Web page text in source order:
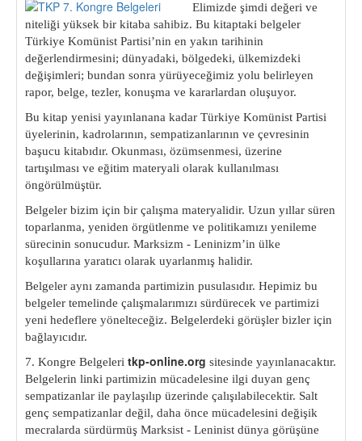
Elimizde şimdi değeri ve
niteliği yüksek bir kitaba sahibiz. Bu kitaptaki belgeler
Türkiye Komünist Partisi’nin en yakın tarihinin
değerlendirmesini; dünyadaki, bölgedeki, ülkemizdeki
değişimleri; bundan sonra yürüyeceğimiz yolu belirleyen
rapor, belge, tezler, konuşma ve kararlardan oluşuyor.
Bu kitap yenisi yayınlanana kadar Türkiye Komünist Partisi
üyelerinin, kadrolarının, sempatizanlarının ve çevresinin
başucu kitabıdır. Okunması, özümsenmesi, üzerine
tartışılması ve eğitim materyali olarak kullanılması
öngörülmüştür.
Belgeler bizim için bir çalışma materyalidir. Uzun yıllar süren
toparlanma, yeniden örgütlenme ve politikamızı yenileme
sürecinin sonucudur. Marksizm - Leninizm’in ülke
koşullarına yaratıcı olarak uyarlanmış halidir.
Belgeler aynı zamanda partimizin pusulasıdır. Hepimiz bu
belgeler temelinde çalışmalarımızı sürdürecek ve partimizi
yeni hedeflere yönelteceğiz. Belgelerdeki görüşler bizler için
bağlayıcıdır.
7. Kongre Belgeleri tkp-online.org sitesinde yayınlanacaktır.
Belgelerin linki partimizin mücadelesine ilgi duyan genç
sempatizanlar ile paylaşılıp üzerinde çalışılabilecektir. Salt
genç sempatizanlar değil, daha önce mücadelesini değişik
mecralarda sürdürmüş Marksist - Leninist dünya görüşüne